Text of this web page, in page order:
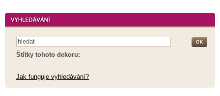
Štítky tohoto dekoru:
Jak funguje vyhledávání?